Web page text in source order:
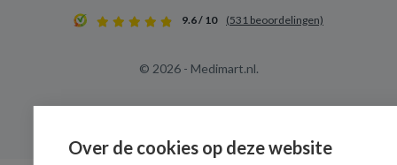
9.6 / 10 (531 beoordelingen)
© 2026 - Medimart.nl.
Over de cookies op deze website